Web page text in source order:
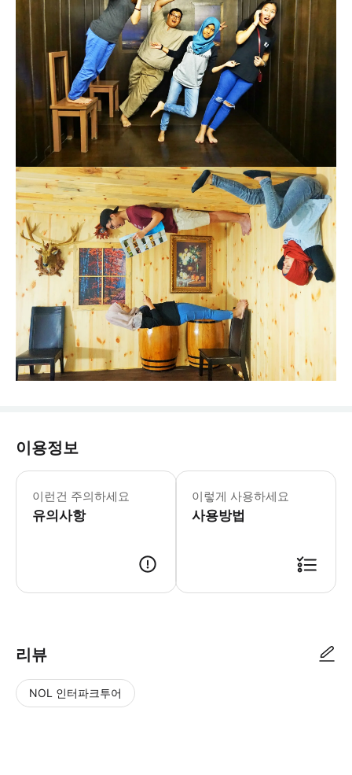
이용정보
이런건 주의하세요
유의사항
월요일-일요일: 09:00-18:00 입장 마
* 40개 이상의 착시 회화 및 조각으
- Insider Tips: * 입장 전에 카메라가
이렇게 사용하세요
사용방법
리뷰
NOL 인터파크투어